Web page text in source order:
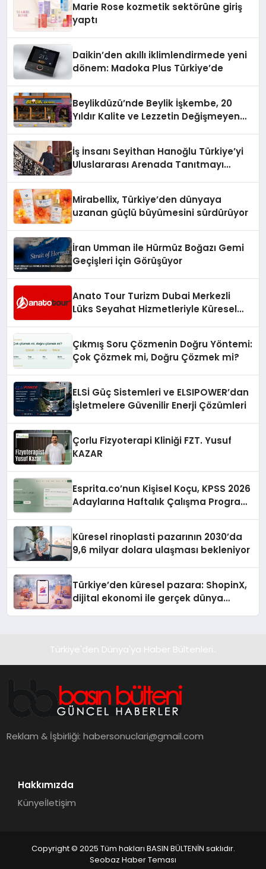
Marie Rose kozmetik sektörüne giriş
yaptı
Daikin’den akıllı iklimlendirmede yeni
dönem: Madoka Plus Türkiye’de
Beylikdüzü’nde Beylik İşkembe, 20
Yıldır Kalite ve Lezzetin Değişmeyen
İş İnsanı Seyithan Hanoğlu Türkiye’yi
Uluslararası Arenada Tanıtmayı
Mirabellix, Türkiye’den dünyaya
uzanan güçlü büyümesini sürdürüyor
İran Umman ile Hürmüz Boğazı Gemi
Geçişleri İçin Görüşüyor
Anato Tour Turizm Dubai Merkezli
Lüks Seyahat Hizmetleriyle Küresel
Çıkmış Soru Çözmenin Doğru Yöntemi:
Çok Çözmek mi, Doğru Çözmek mi?
ELSİ Güç Sistemleri ve ELSIPOWER’dan
İşletmelere Güvenilir Enerji Çözümleri
Çorlu Fizyoterapi Kliniği FZT. Yusuf
KAZAR
Esprita.co’nun Kişisel Koçu, KPSS 2026
Adaylarına Haftalık Çalışma Programı
Küresel rinoplasti pazarının 2030’da
9,6 milyar dolara ulaşması bekleniyor
Türkiye’den küresel pazara: ShopinX,
dijital ekonomi ile gerçek dünya
Türkiye'den Dünya'ya Haber Bültenleri..
Reklam & İşbirliği:habersonuclari@gmail.com
Hakkımızda
Künyeİletişim
Copyright © 2025 Tüm hakları BASIN BÜLTENİN saklıdır.
Seobaz Haber Teması